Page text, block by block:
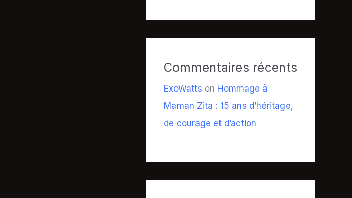
Commentaires récents
ExoWatts on Hommage à
Maman Zita : 15 ans d’héritage,
de courage et d’action